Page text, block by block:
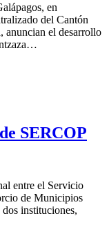
en
del Cantón
anuncian el desarrollo
SERCOP
entre el Servicio
de Municipios
instituciones,